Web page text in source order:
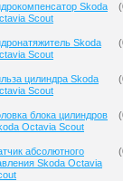
Skoda
Scout
(
Skoda
Scout
(
цилиндра Skoda
Scout
(
блока цилиндров
Octavia Scout
(
абсолютного
Skoda Octavia
(